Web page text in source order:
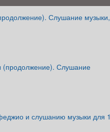
Слушание музыки,
(продолжение). Слушание
и слушанию музыки для 1